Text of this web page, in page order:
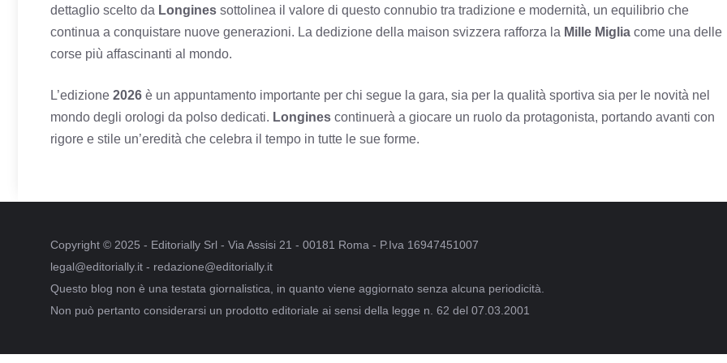
dettaglio scelto da Longines sottolinea il valore di questo connubio tra tradizione e modernità, un equilibrio che
continua a conquistare nuove generazioni. La dedizione della maison svizzera rafforza la Mille Miglia come una delle
corse più affascinanti al mondo.
L’edizione 2026 è un appuntamento importante per chi segue la gara, sia per la qualità sportiva sia per le novità nel
mondo degli orologi da polso dedicati. Longines continuerà a giocare un ruolo da protagonista, portando avanti con
rigore e stile un’eredità che celebra il tempo in tutte le sue forme.
Copyright © 2025 - Editorially Srl - Via Assisi 21 - 00181 Roma - P.Iva 16947451007
legal@editorially.it - redazione@editorially.it
Questo blog non è una testata giornalistica, in quanto viene aggiornato senza alcuna periodicità.
Non può pertanto considerarsi un prodotto editoriale ai sensi della legge n. 62 del 07.03.2001